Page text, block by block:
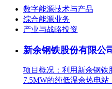
数字能源技术与产品
综合能源业务
产业与战略投资
新余钢铁股份有限公
项目概况：利用新余钢铁
7.5MW的纯低温余热电